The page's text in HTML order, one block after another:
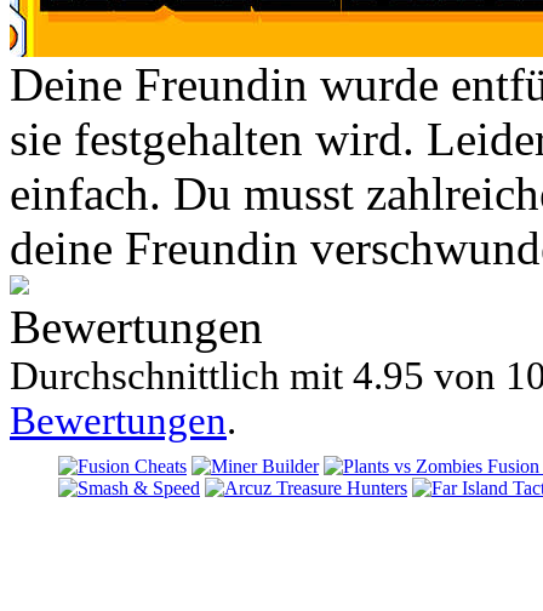
Deine Freundin wurde
sie festgehalten wird.
einfach. Du musst
deine Freundin
Bewertungen
Durchschnittlich mit 4.95 von
Bewertungen.